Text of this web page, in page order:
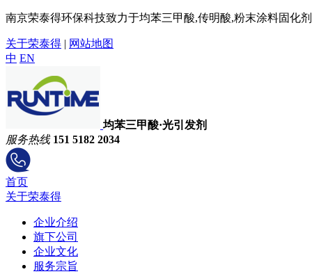
南京荣泰得环保科技致力于均苯三甲酸,传明酸,粉末涂料固化
关于荣泰得 | 网站地图
中 EN
均苯三甲酸·光引发剂
服务热线 151 5182 2034
首页
关于荣泰得
企业介绍
旗下公司
企业文化
服务宗旨